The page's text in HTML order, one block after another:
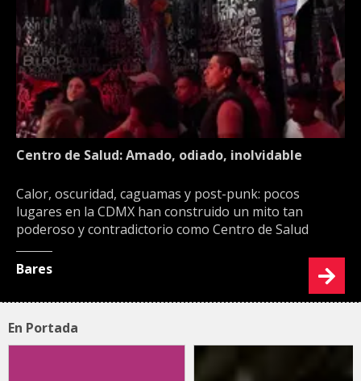
Centro de Salud: Amado, odiado, inolvidable
Calor, oscuridad, caguamas y post-punk: pocos
lugares en la CDMX han construido un mito tan
poderoso y contradictorio como Centro de Salud
Bares
En Portada